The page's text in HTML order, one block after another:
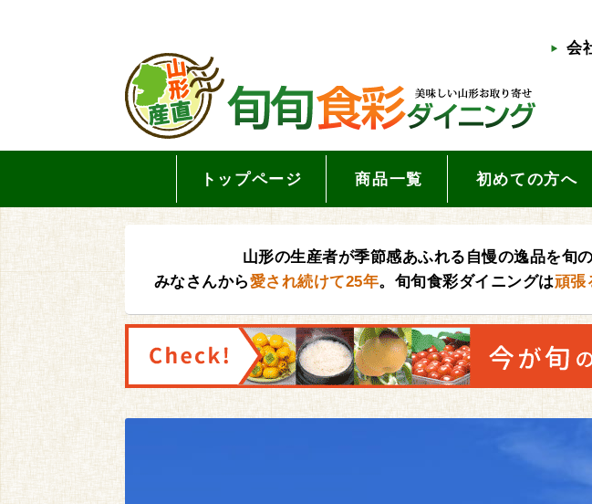
会
トップページ 商品一覧 初めての方へ
山形の生産者が季節感あふれる自慢の逸品を旬
みなさんから愛され続けて25年。旬旬食彩ダイニングは頑張